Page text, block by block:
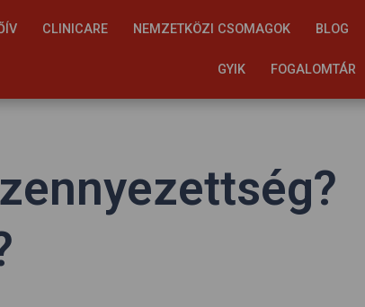
CLINICARE NEMZETKÖZI CSOMAGOK BLOG
GYIK FOGALOMTÁR